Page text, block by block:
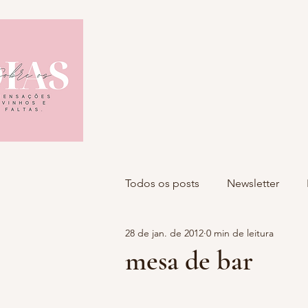
Todos os posts Newsletter
mesa de bar
28 de jan. de 2012 0 min de leitura